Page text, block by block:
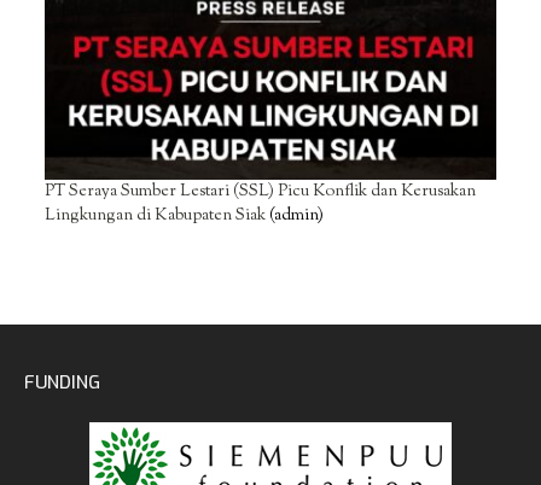
PT Seraya Sumber Lestari (SSL) Picu Konflik dan Kerusakan
Lingkungan di Kabupaten Siak(admin)
FUNDING